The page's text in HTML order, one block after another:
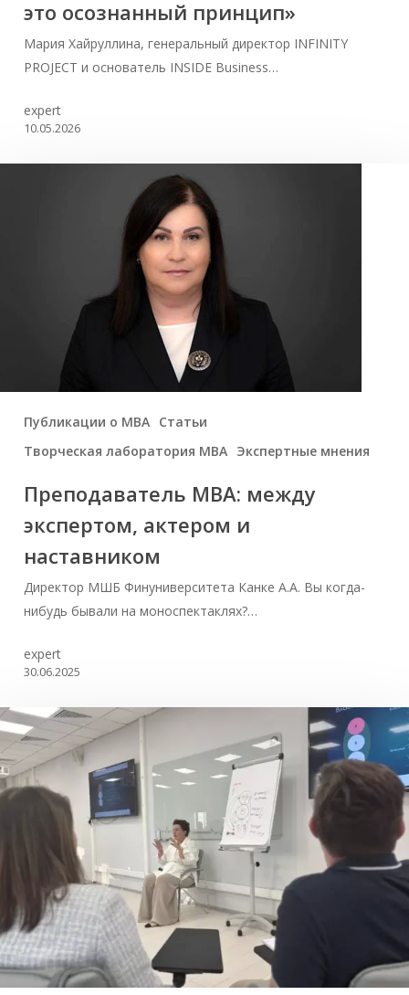
это осознанный принцип»
Мария Хайруллина, генеральный директор INFINITY
PROJECT и основатель INSIDE Business…
expert
10.05.2026
Публикации о МВА
Статьи
Творческая лаборатория МВА
Экспертные мнения
Преподаватель MBA: между
экспертом, актером и
наставником
Директор МШБ Финуниверситета Канке А.А. Вы когда-
нибудь бывали на моноспектаклях?…
expert
30.06.2025